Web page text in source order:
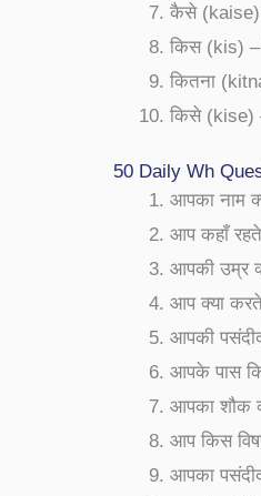
कैसे
किस (kis)
कितना
किसे (kise)
50 Daily Wh
आपका नाम
आप कहाँ
आपकी उम्र
आप क्या
आपकी
आपके पास
आपका शौक
आप किस
आपका